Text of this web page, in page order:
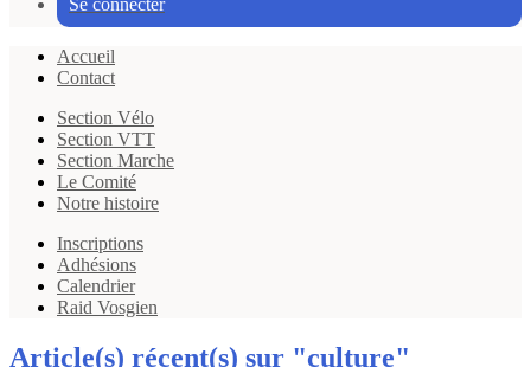
Se connecter
Accueil
Contact
Section Vélo
Section VTT
Section Marche
Le Comité
Notre histoire
Inscriptions
Adhésions
Calendrier
Raid Vosgien
Article(s) récent(s) sur "culture"